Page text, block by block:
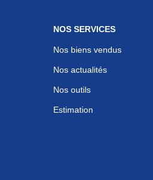
NOS SERVICES
Nos biens vendus
Nos actualités
Nos outils
Estimation